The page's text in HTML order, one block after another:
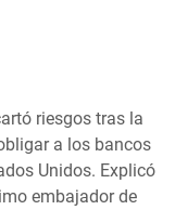
riesgos tras la
a los bancos
Unidos. Explicó
embajador de